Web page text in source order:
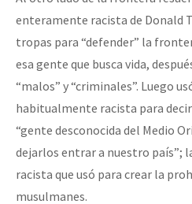
enteramente racista de Donald
tropas para “defender” la
esa gente que busca vida,
“malos” y “criminales”. Luego
habitualmente racista para decir
“gente desconocida del Medio
dejarlos entrar a nuestro país”;
racista que usó para crear la
musulmanes.